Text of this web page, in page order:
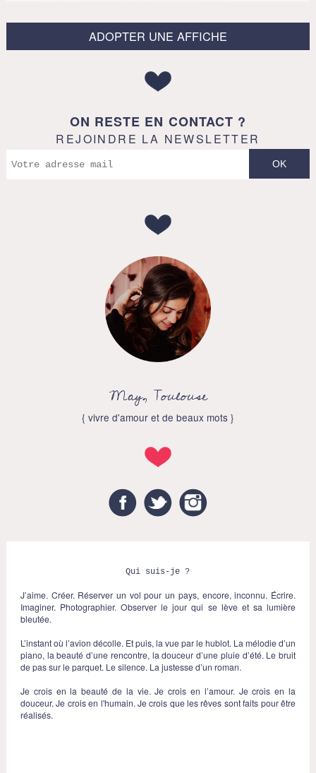
ADOPTER UNE AFFICHE
ON RESTE EN CONTACT ?
REJOINDRE LA NEWSLETTER
May, Toulouse
{ vivre d'amour et de beaux mots }
FacebookTwitter
Qui suis-je ?
J’aime. Créer. Réserver un vol pour un pays, encore, inconnu. Écrire.
Imaginer. Photographier. Observer le jour qui se lève et sa lumière
bleutée.
L’instant où l’avion décolle. Et puis, la vue par le hublot. La mélodie d’un
piano, la beauté d’une rencontre, la douceur d’une pluie d’été. Le bruit
de pas sur le parquet. Le silence. La justesse d’un roman.
Je crois en la beauté de la vie. Je crois en l’amour. Je crois en la
douceur. Je crois en l'humain. Je crois que les rêves sont faits pour être
réalisés.